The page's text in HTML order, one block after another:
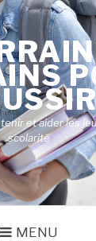
et aider les
scolarité
MENU